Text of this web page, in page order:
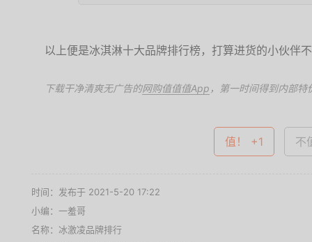
以上便是冰淇淋十大品牌排行榜，打算进货的小伙伴
下载干净清爽无广告的网购值值值App ，第一时间得到内部特
值！ +1 不
时间：发布于 2021-5-20 17:22
小编：一羞哥
名称： 冰激凌品牌排行